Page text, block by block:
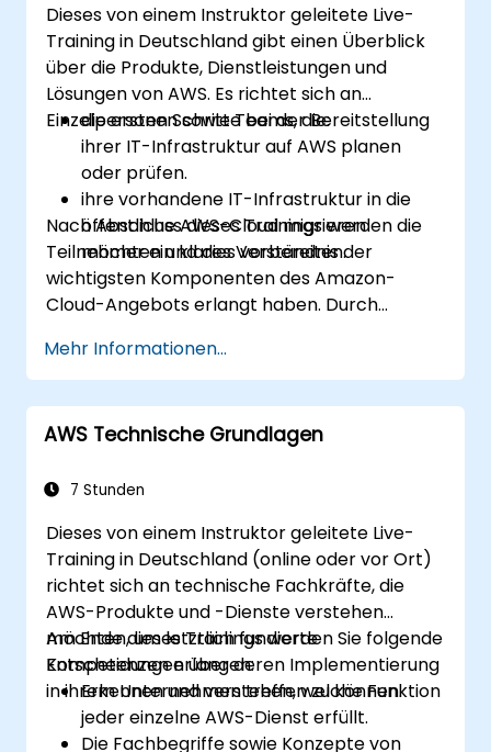
Dieses von einem Instruktor geleitete Live-
Training in Deutschland gibt einen Überblick
über die Produkte, Dienstleistungen und
Lösungen von AWS. Es richtet sich an
Einzelpersonen sowie Teams, die:
die ersten Schritte bei der Bereitstellung
ihrer IT-Infrastruktur auf AWS planen
oder prüfen.
ihre vorhandene IT-Infrastruktur in die
öffentliche AWS-Cloud migrieren
möchten und dies vorbereiten.
Nach Abschluss dieses Trainings werden die
Teilnehmer ein klares Verständnis der
wichtigsten Komponenten des Amazon-
Cloud-Angebots erlangt haben. Durch
Implementierungen im Kurs erhalten sie die
notwendige Erfahrung und Rückmeldung, um
sich selbstbewusst an eigene Deployment-
Projekte in der AWS-Umgebung zu wagen.
Mehr Informationen...
AWS Technische Grundlagen
7 Stunden
Dieses von einem Instruktor geleitete Live-
Training in Deutschland (online oder vor Ort)
richtet sich an technische Fachkräfte, die
AWS-Produkte und -Dienste verstehen
möchten, um letztlich fundierte
Entscheidungen über deren Implementierung
in ihrem Unternehmen treffen zu können.
Am Ende dieses Trainings werden Sie folgende
Kompetenzen erlangen:
Erkennen und verstehen, welche Funktion
jeder einzelne AWS-Dienst erfüllt.
Die Fachbegriffe sowie Konzepte von